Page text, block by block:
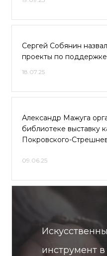
Сергей Собянин
проекты по
18.07.25
Александр Мажуга
библиотеке выставку
Покровского-
09.06.25
инструмент в